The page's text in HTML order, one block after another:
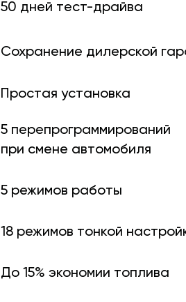
50 дней тест-драйва
Сохранение дилерской
Простая установка
5 перепрограмми­рований
при смене автомобиля
5 режимов работы
18 режимов тонкой
До 15% экономии топлива